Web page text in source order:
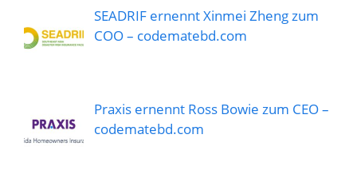
SEADRIF ernennt Xinmei Zheng zum
COO – codematebd.com
Praxis ernennt Ross Bowie zum CEO –
codematebd.com